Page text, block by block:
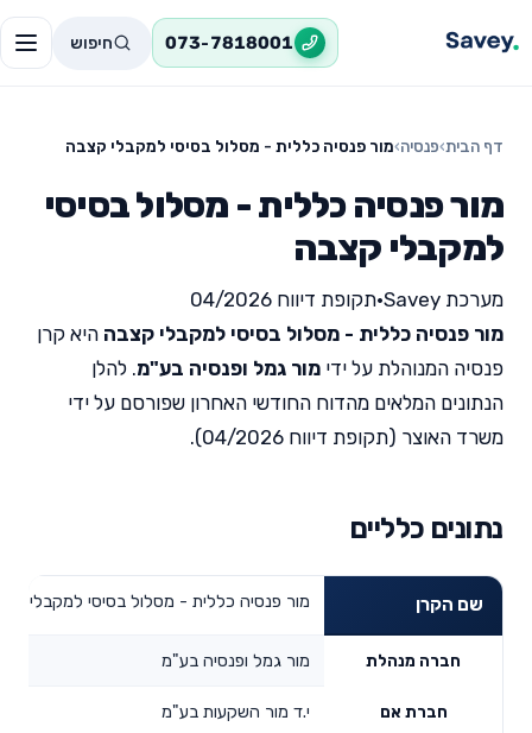
073-7818001 חיפוש
דף הבית›פנסיה›מור פנסיה כללית - מסלול בסיסי למקבלי קצבה
מור פנסיה כללית - מסלול בסיסי
למקבלי קצבה
מערכת Savey •תקופת דיווח 04/2026
מור פנסיה כללית - מסלול בסיסי למקבלי קצבה היא קרן
פנסיה המנוהלת על ידי מור גמל ופנסיה בע"מ. להלן
הנתונים המלאים מהדוח החודשי האחרון שפורסם על ידי
משרד האוצר (תקופת דיווח 04/2026).
נתונים כלליים
שם הקרן מור פנסיה כללית - מסלול בסיסי למקבלי
חברה מנהלת מור גמל ופנסיה בע"מ
חברת אם י.ד מור השקעות בע"מ